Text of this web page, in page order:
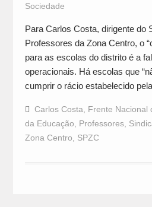
Sociedade
Para Carlos Costa, dirigente do
Professores da Zona Centro, o
para as escolas do distrito é a
operacionais. Há escolas que
cumprir o rácio estabelecido
Carlos Costa Frente Nacional
da Educação
Professores,
Zona Centro
SPZC